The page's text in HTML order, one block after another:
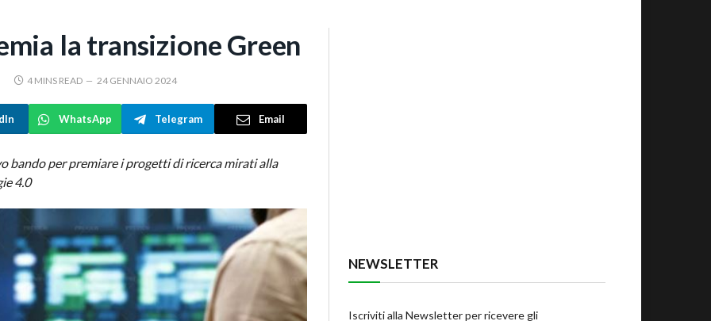
la transizione Green
4 MINS READ 24 GENNAIO 2024
WhatsApp Telegram Email
bando per premiare i progetti di ricerca mirati alla
4.0
NEWSLETTER
Iscriviti alla Newsletter per ricevere gli